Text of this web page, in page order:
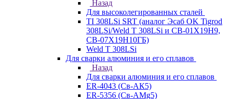
Назад
Для высоколегированных сталей
TI 308LSi SRT (аналог Эсаб OK Tigrod
308LSi/Weld T 308LSi и СВ-01Х19Н9,
СВ-07Х19Н10ГБ)
Weld T 308LSi
Для сварки алюминия и его сплавов
Назад
Для сварки алюминия и его сплавов
ER-4043 (Св-АК5)
ER-5356 (Св-АМg5)